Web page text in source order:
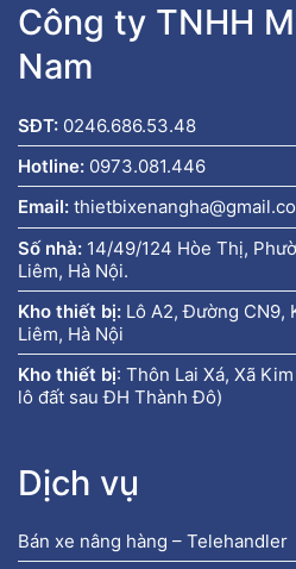
Công ty TNHH
Nam
SĐT: 0246.686.53.48
Hotline: 0973.081.446
Email:
Số nhà: 14/49/124 Hòe Thị,
Liêm, Hà Nội.
Kho thiết bị: Lô A2, Đường CN9,
Liêm, Hà Nội
Kho thiết bị: Thôn Lai Xá, Xã
lô đất sau ĐH Thành Đô)
Dịch vụ
Bán xe nâng hàng – Telehandler